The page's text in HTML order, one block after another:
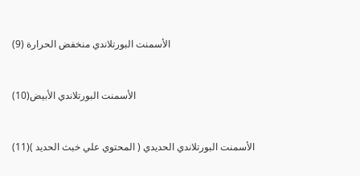
(9) الأسمنت البورتلاندي منخفض الحرارة
(10)الأسمنت البورتلاندي الأبيض
(11)الأسمنت البورتلاندي الحديدي ( المحتوي علي خبث الحديد )